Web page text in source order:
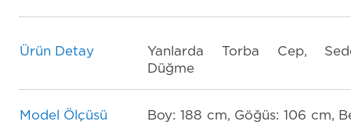
Ürün Detay
Yanlarda Torba Cep,
Düğme
Model Ölçüsü
Boy: 188 cm, Göğüs: 106 cm,